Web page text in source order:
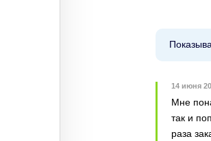
14 июня
Мне
так и
раза